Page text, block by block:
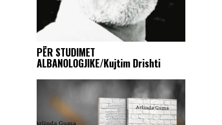
PËR STUDIMET
ALBANOLOGJIKE/Kujtim Drishti